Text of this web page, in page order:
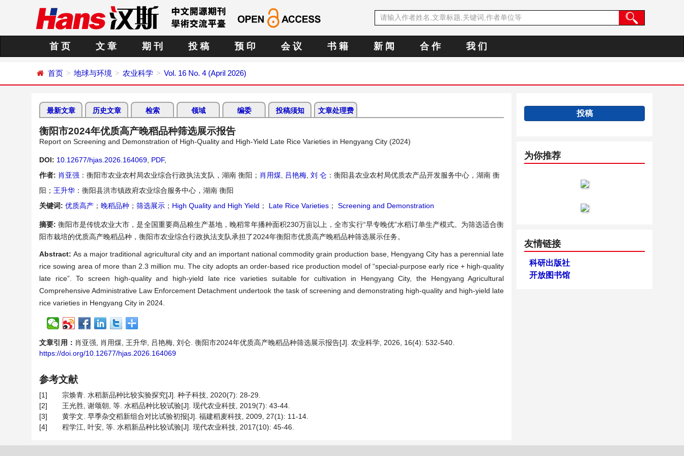
首 页 文 章 期 刊 投 稿 预 印 会 议 书 籍 新 闻 合 作 我 们
首页 地球与环境 农业科学 Vol. 16 No. 4 (April 2026)
最新文章 历史文章 检索 领域 编委 投稿须知 文章处理费
衡阳市2024年优质高产晚稻品种筛选展示报告
Report on Screening and Demonstration of High-Quality and High-Yield Late Rice Varieties in Hengyang City (2024)
DOI: 10.12677/hjas.2026.164069 PDF,
作者: 肖亚强 ：衡阳市农业农村局农业综合行政执法支队，湖南 衡阳； 肖用煤 吕艳梅 刘 仑 ：衡阳县农业农村局优质农产品开发服务中心，湖南 衡
阳； 王升华 ：衡阳县洪市镇政府农业综合服务中心，湖南 衡阳
关键词: 优质高产 ； 晚稻品种 ； 筛选展示 ； High Quality and High Yield ； Late Rice Varieties ； Screening and Demonstration
摘要:衡阳市是传统农业大市，是全国重要商品粮生产基地，晚稻常年播种面积230万亩以上，全市实行“早专晚优”水稻订单生产模式。为筛选适合衡
阳市栽培的优质高产晚稻品种，衡阳市农业综合行政执法支队承担了2024年衡阳市优质高产晚稻品种筛选展示任务。
Abstract:As a major traditional agricultural city and an important national commodity grain production base, Hengyang City has a perennial late
rice sowing area of more than 2.3 million mu. The city adopts an order-based rice production model of “special-purpose early rice + high-quality
late rice”. To screen high-quality and high-yield late rice varieties suitable for cultivation in Hengyang City, the Hengyang Agricultural
Comprehensive Administrative Law Enforcement Detachment undertook the task of screening and demonstrating high-quality and high-yield late
rice varieties in Hengyang City in 2024.
文章引用： 肖亚强, 肖用煤, 王升华, 吕艳梅, 刘仑. 衡阳市2024年优质高产晚稻品种筛选展示报告[J]. 农业科学, 2026, 16(4): 532-540.
https://doi.org/10.12677/hjas.2026.164069
参考文献
[1]
宗焕青. 水稻新品种比较实验探究[J]. 种子科技, 2020(7): 28-29.
[2]
王光胜, 谢颂朝, 等. 水稻品种比较试验[J]. 现代农业科技, 2019(7): 43-44.
[3]
黄学文. 早季杂交稻新组合对比试验初报[J]. 福建稻麦科技, 2009, 27(1): 11-14.
[4]
程学江, 叶安, 等. 水稻新品种比较试验[J]. 现代农业科技, 2017(10): 45-46.
投稿
为你推荐
友情链接
科研出版社
开放图书馆